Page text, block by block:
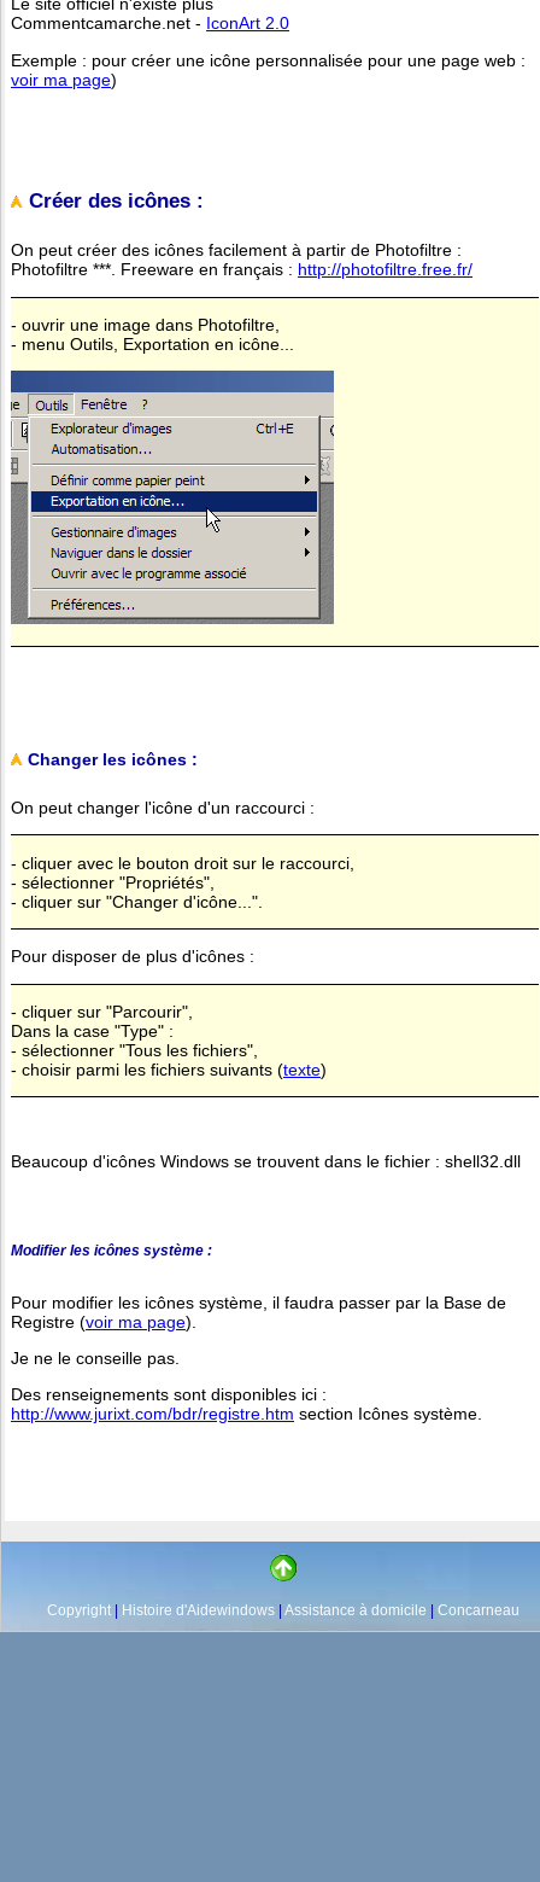
Le site officiel n'existe plus
Commentcamarche.net - IconArt 2.0
Exemple : pour créer une icône personnalisée pour une page web :
voir ma page)
Créer des icônes :
On peut créer des icônes facilement à partir de Photofiltre :
Photofiltre ***. Freeware en français : http://photofiltre.free.fr/
- ouvrir une image dans Photofiltre,
- menu Outils, Exportation en icône...
Changer les icônes :
On peut changer l'icône d'un raccourci :
- cliquer avec le bouton droit sur le raccourci,
- sélectionner "Propriétés",
- cliquer sur "Changer d'icône...".
Pour disposer de plus d'icônes :
- cliquer sur "Parcourir",
Dans la case "Type" :
- sélectionner "Tous les fichiers",
- choisir parmi les fichiers suivants (texte)
Beaucoup d'icônes Windows se trouvent dans le fichier : shell32.dll
Modifier les icônes système :
Pour modifier les icônes système, il faudra passer par la Base de
Registre (voir ma page).
Je ne le conseille pas.
Des renseignements sont disponibles ici :
http://www.jurixt.com/bdr/registre.htm section Icônes système.
Copyright | Histoire d'Aidewindows | Assistance à domicile | Concarneau